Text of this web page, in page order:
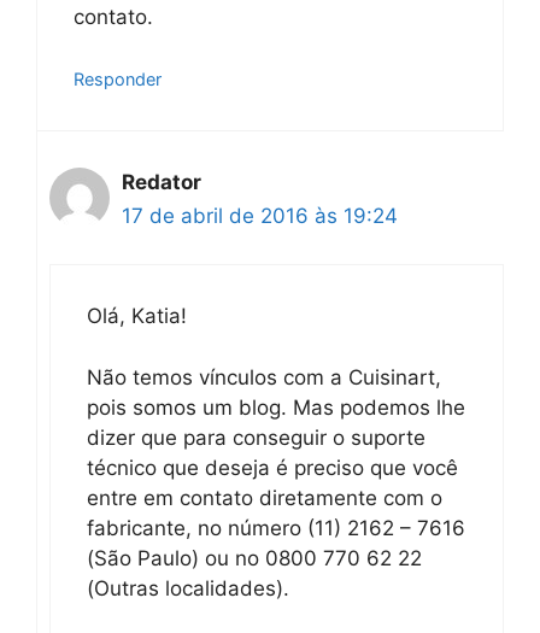
contato.
Responder
Redator
17 de abril de 2016 às 19:24
Olá, Katia!
Não temos vínculos com a Cuisinart,
pois somos um blog. Mas podemos lhe
dizer que para conseguir o suporte
técnico que deseja é preciso que você
entre em contato diretamente com o
fabricante, no número (11) 2162 – 7616
(São Paulo) ou no 0800 770 62 22
(Outras localidades).